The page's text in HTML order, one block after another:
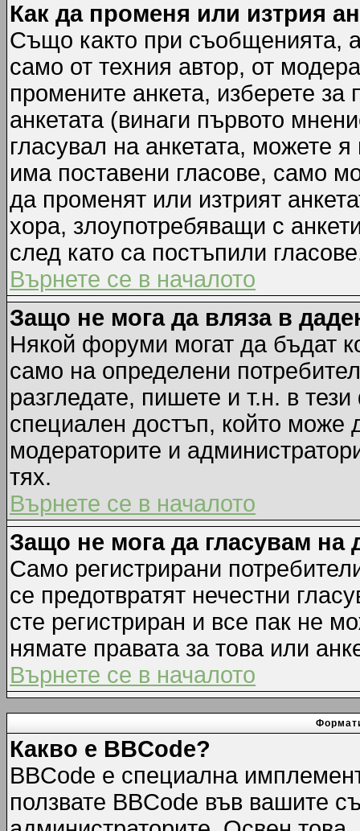
Как да променя или изтрия
Също както при съобщенията,
само от техния автор, от
промените анкета, изберете
анкетата (винаги първото
гласувал на анкетата, можете
има поставени гласове, само
да променят или изтрият
хора, злоупотребяващи с
след като са постъпили
Върнете се в началото
Защо не мога да вляза в
Някой форуми могат да бъдат
само на определени
разгледате, пишете и т.н. в
специален достъп, който може
модераторите и
тях.
Върнете се в началото
Защо не мога да гласувам на
Само регистрирани
се предотвратят нечестни
сте регистриран и все пак не
нямате правата за това или
Върнете се в началото
Какво е BBCode?
BBCode е специална
ползвате BBCode във вашите